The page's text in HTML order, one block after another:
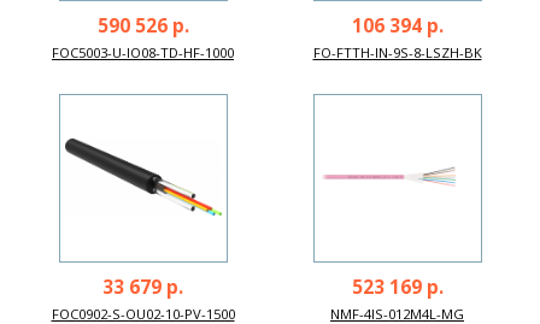
590 526 р.
FOC5003-U-IO08-TD-HF-1000
106 394 р.
FO-FTTH-IN-9S-8-LSZH-BK
33 679 р.
FOC0902-S-OU02-10-PV-1500
523 169 р.
NMF-4IS-012M4L-MG